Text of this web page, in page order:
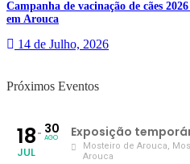
Campanha de vacinação de cães
em Arouca
14 de Julho, 2026
Próximos Eventos
18
JUL
30
AGO Exposição
Mosteiro de Arouca,
Arouca